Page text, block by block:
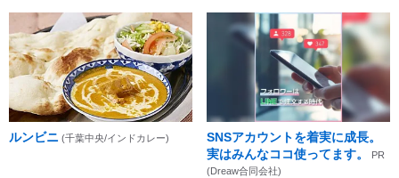
ルンビニ (千葉中央/インドカレー)
SNSアカウントを着実に成長。
実はみんなココ使ってます。
PR
(Dreaw合同会社)